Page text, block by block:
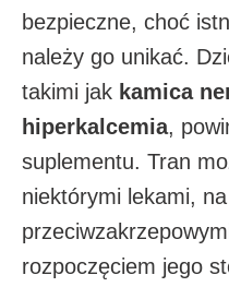
bezpieczne, choć
należy go unikać.
takimi jak kamica
hiperkalcemia,
suplementu. Tran
niektórymi lekami, na
rozpoczęciem jego